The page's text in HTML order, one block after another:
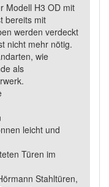
Modell H3 OD mit
bereits mit
werden verdeckt
nicht mehr nötig.
wie
als
leicht und
Türen im
Stahltüren,